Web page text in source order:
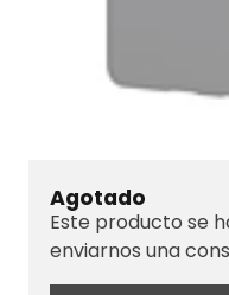
Agotado
Este producto se
enviarnos una